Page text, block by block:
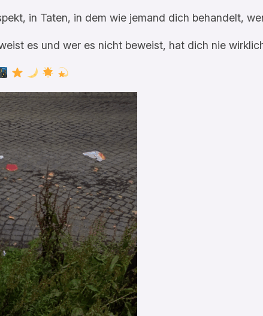
in Taten, in dem wie jemand dich behandelt,
es und wer es nicht beweist, hat dich nie